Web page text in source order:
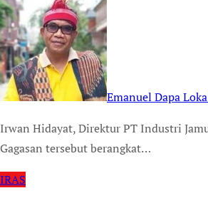
Emanuel Dapa Loka
Irwan Hidayat, Direktur PT Industri Jamu dan Farmasi Sido Muncul Tbk menggagas ikhtiar “menabung saham”.
Gagasan tersebut berangkat…
IRAS